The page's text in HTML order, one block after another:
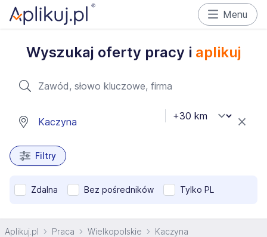
Menu
Wyszukaj oferty pracy i aplikuj
Filtry
Zdalna Bez pośredników Tylko PL
Aplikuj.pl Praca Wielkopolskie Kaczyna